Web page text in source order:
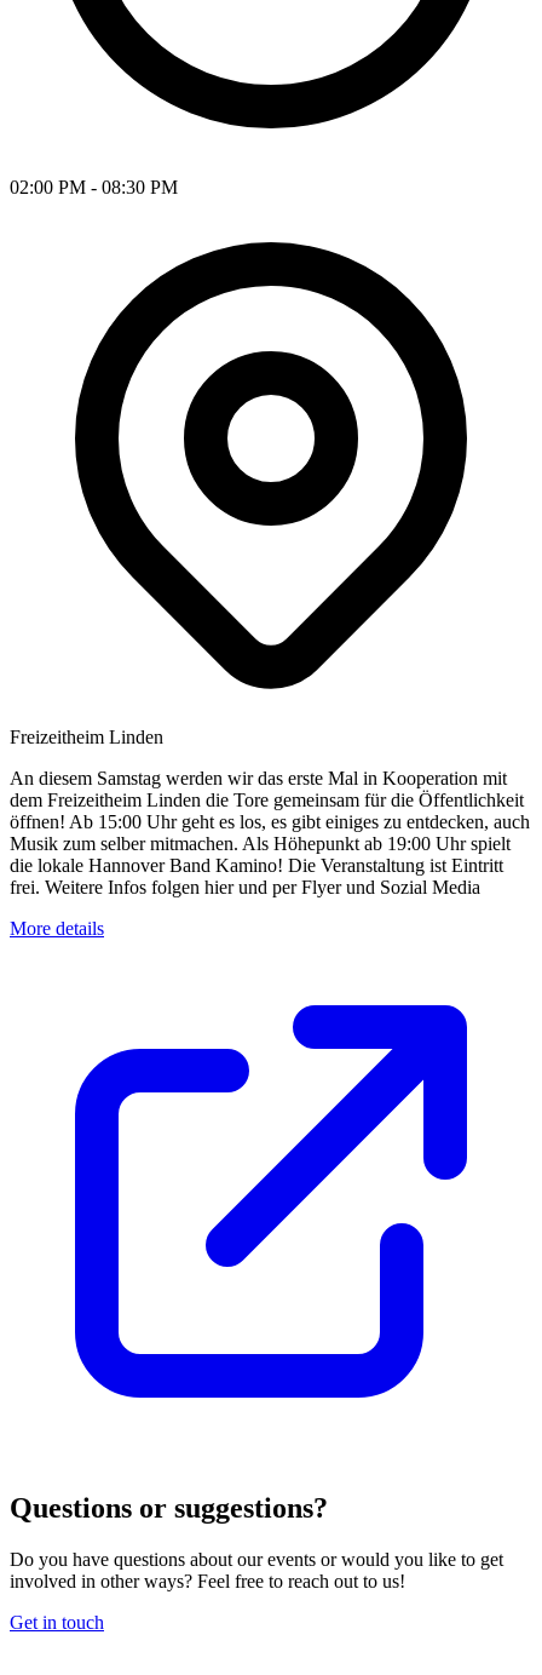
02:00 PM - 08:30 PM
Freizeitheim Linden
An diesem Samstag werden wir das erste Mal in Kooperation mit
dem Freizeitheim Linden die Tore gemeinsam für die Öffentlichkeit
öffnen! Ab 15:00 Uhr geht es los, es gibt einiges zu entdecken, auch
Musik zum selber mitmachen. Als Höhepunkt ab 19:00 Uhr spielt
die lokale Hannover Band Kamino! Die Veranstaltung ist Eintritt
frei. Weitere Infos folgen hier und per Flyer und Sozial Media
More details
Questions or suggestions?
Do you have questions about our events or would you like to get
involved in other ways? Feel free to reach out to us!
Get in touch